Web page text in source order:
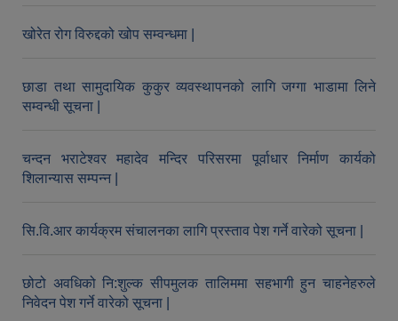
खोरेत रोग विरुद्दको खोप सम्वन्धमा |
छाडा तथा सामुदायिक कुकुर व्यवस्थापनको लागि जग्गा भाडामा लिने
सम्वन्धी सूचना |
चन्दन भराटेश्वर महादेव मन्दिर परिसरमा पूर्वाधार निर्माण कार्यको
शिलान्यास सम्पन्न |
सि.वि.आर कार्यक्रम संचालनका लागि प्रस्ताव पेश गर्ने वारेको सूचना |
छोटो अवधिको नि:शुल्क सीपमुलक तालिममा सहभागी हुन चाहनेहरुले
निवेदन पेश गर्ने वारेको सूचना |